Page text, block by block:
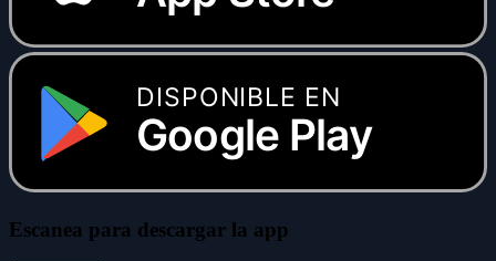
DISPONIBLE EN
Google Play
Escanea para descargar la app